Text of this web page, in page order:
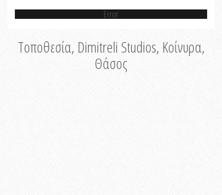
Error
Τοποθεσία, Dimitreli Studios, Κοίνυρα,
Θάσος